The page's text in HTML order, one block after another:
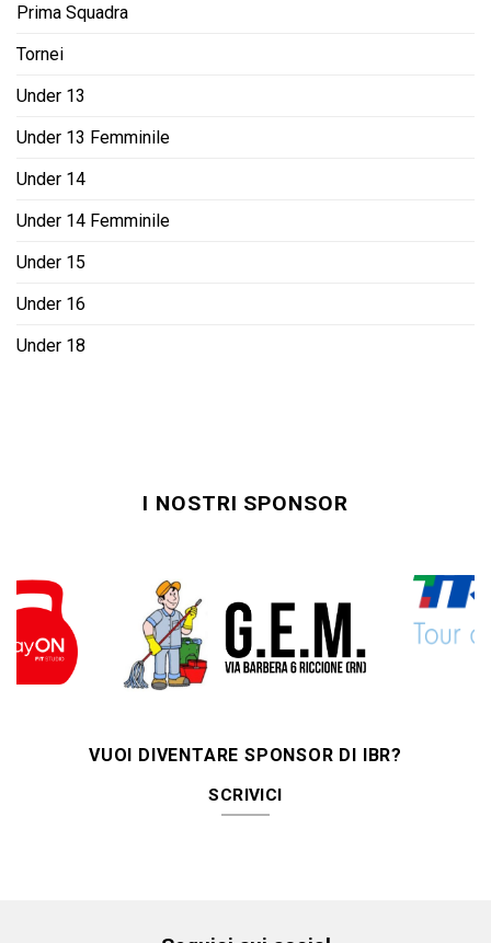
Prima Squadra
Tornei
Under 13
Under 13 Femminile
Under 14
Under 14 Femminile
Under 15
Under 16
Under 18
I NOSTRI SPONSOR
VUOI DIVENTARE SPONSOR DI IBR?
SCRIVICI